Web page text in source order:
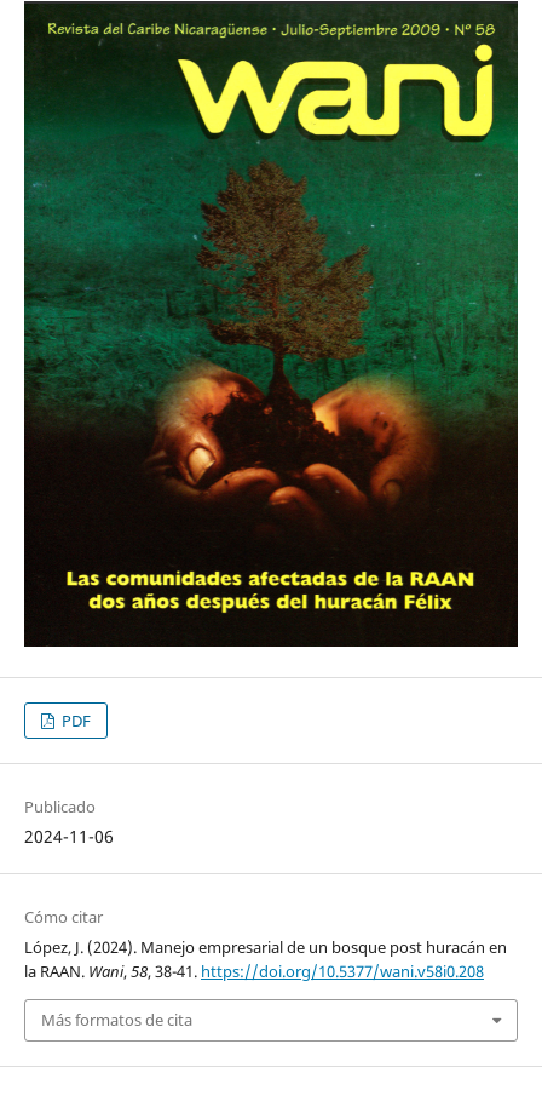
PDF
Publicado
2024-11-06
Cómo citar
López, J. (2024). Manejo empresarial de un bosque post huracán en
la RAAN. Wani,58, 38-41. https://doi.org/10.5377/wani.v58i0.208
Más formatos de cita